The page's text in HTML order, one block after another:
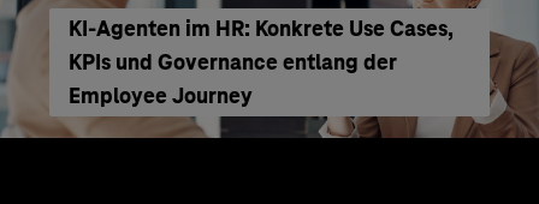
KI‑Agenten im HR: Konkrete Use Cases,
KPIs und Governance entlang der
Employee Journey